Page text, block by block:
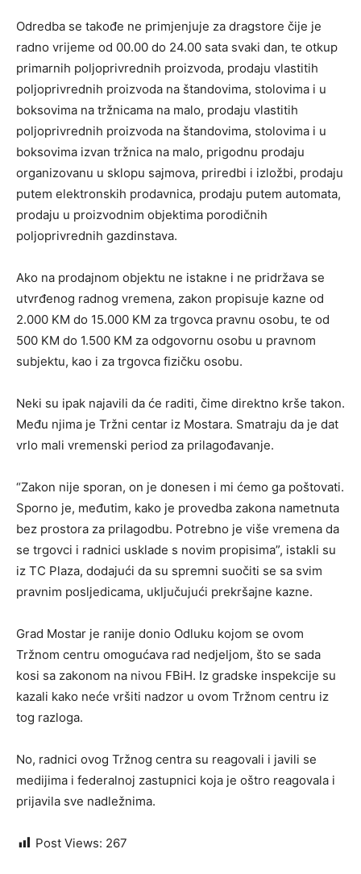
Odredba se takođe ne primjenjuje za dragstore čije je
radno vrijeme od 00.00 do 24.00 sata svaki dan, te otkup
primarnih poljoprivrednih proizvoda, prodaju vlastitih
poljoprivrednih proizvoda na štandovima, stolovima i u
boksovima na tržnicama na malo, prodaju vlastitih
poljoprivrednih proizvoda na štandovima, stolovima i u
boksovima izvan tržnica na malo, prigodnu prodaju
organizovanu u sklopu sajmova, priredbi i izložbi, prodaju
putem elektronskih prodavnica, prodaju putem automata,
prodaju u proizvodnim objektima porodičnih
poljoprivrednih gazdinstava.
Ako na prodajnom objektu ne istakne i ne pridržava se
utvrđenog radnog vremena, zakon propisuje kazne od
2.000 KM do 15.000 KM za trgovca pravnu osobu, te od
500 KM do 1.500 KM za odgovornu osobu u pravnom
subjektu, kao i za trgovca fizičku osobu.
Neki su ipak najavili da će raditi, čime direktno krše takon.
Među njima je Tržni centar iz Mostara. Smatraju da je dat
vrlo mali vremenski period za prilagođavanje.
“Zakon nije sporan, on je donesen i mi ćemo ga poštovati.
Sporno je, međutim, kako je provedba zakona nametnuta
bez prostora za prilagodbu. Potrebno je više vremena da
se trgovci i radnici usklade s novim propisima”, istakli su
iz TC Plaza, dodajući da su spremni suočiti se sa svim
pravnim posljedicama, uključujući prekršajne kazne.
Grad Mostar je ranije donio Odluku kojom se ovom
Tržnom centru omogućava rad nedjeljom, što se sada
kosi sa zakonom na nivou FBiH. Iz gradske inspekcije su
kazali kako neće vršiti nadzor u ovom Tržnom centru iz
tog razloga.
No, radnici ovog Tržnog centra su reagovali i javili se
medijima i federalnoj zastupnici koja je oštro reagovala i
prijavila sve nadležnima.
Post Views: 267